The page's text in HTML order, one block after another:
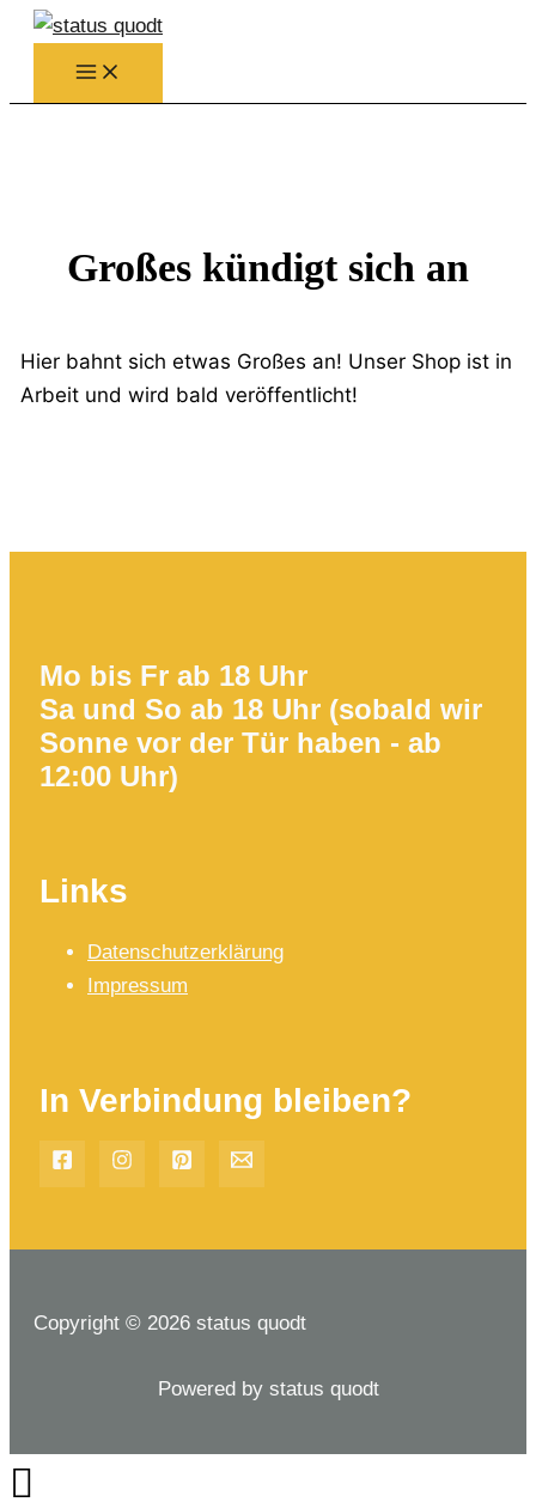
Zum
Inhalt
springen
Großes kündigt sich an
Hier bahnt sich etwas Großes an! Unser Shop ist in
Arbeit und wird bald veröffentlicht!
Mo bis Fr ab 18 Uhr
Sa und So ab 18 Uhr (sobald wir
Sonne vor der Tür haben - ab
12:00 Uhr)
Links
Datenschutzerklärung
Impressum
In Verbindung bleiben?
Copyright © 2026 status quodt
Powered by status quodt